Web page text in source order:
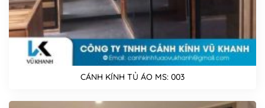
CÁNH KÍNH TỦ ÁO MS: 003